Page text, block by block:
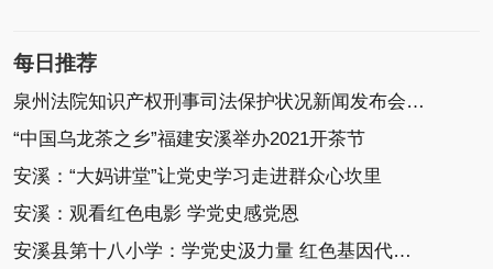
每日推荐
泉州法院知识产权刑事司法保护状况新闻发布会召开
“中国乌龙茶之乡”福建安溪举办2021开茶节
安溪：“大妈讲堂”让党史学习走进群众心坎里
安溪：观看红色电影 学党史感党恩
安溪县第十八小学：学党史汲力量 红色基因代代传